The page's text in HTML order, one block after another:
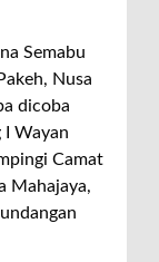
Semabu
Nusa
dicoba
I Wayan
Camat
Mahajaya,